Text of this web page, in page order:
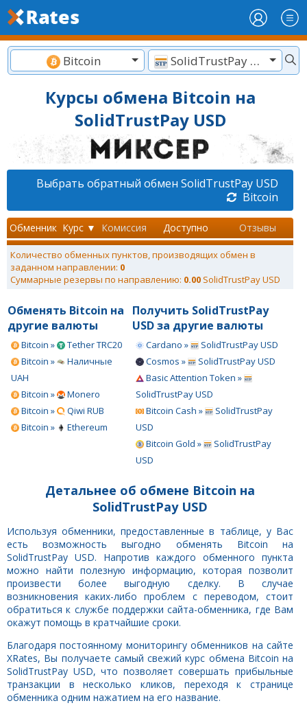
Bitcoin SolidTrustPay USD
Курсы обмена Bitcoin на
SolidTrustPay USD
Выбрать обратный обмен SolidTrustPay USD
Bitcoin
Обменник Курс ▼ Комиссия Доступно Отзывы
Количество обменных пунктов, производящих обмен в
заданном направлении: 0
Суммарные резервы по направлению: 0.00 SolidTrustPay USD
Обменять Bitcoin на
другие валюты
Bitcoin »
Tether TRC20
Bitcoin »
Наличные
UAH
Bitcoin »
Monero
Bitcoin »
Qiwi RUB
Bitcoin »
Ethereum
Получить SolidTrustPay
USD за другие валюты
Cardano »
SolidTrustPay USD
Cosmos »
SolidTrustPay USD
Basic Attention Token »
SolidTrustPay USD
Bitcoin Cash »
SolidTrustPay
USD
Bitcoin Gold »
SolidTrustPay
USD
Детальнее об обмене Bitcoin на
SolidTrustPay USD
Используя обменники, предоставленные в таблице, у Вас
есть возможность выгодно обменять Bitcoin на
SolidTrustPay USD. Напротив каждого обменного пункта
можно найти полезную информацию, которая позволит
произвести более выгодную сделку. В случае
возникновения каких-либо проблем с переводом, стоит
обратиться к службе поддержки сайта-обменника, где Вам
окажут помощь в кратчайшие сроки.
Благодаря постоянному мониторингу обменников на сайте
XRates, Вы получаете самый свежий курс обмена Bitcoin на
SolidTrustPay USD, что позволяет совершать прибыльные
транзакции в несколько кликов, переходя к странице
обменника одним нажатием на его название.